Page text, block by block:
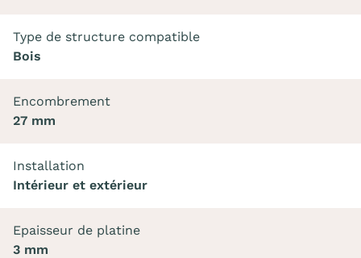
Type de structure compatible
Bois
Encombrement
27 mm
Installation
Intérieur et extérieur
Epaisseur de platine
3 mm